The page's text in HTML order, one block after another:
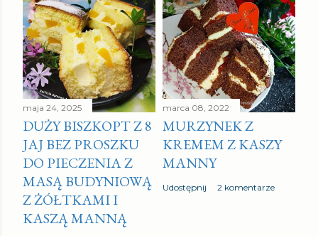
maja 24, 2025
DUŻY BISZKOPT Z 8
JAJ BEZ PROSZKU
DO PIECZENIA Z
MASĄ BUDYNIOWĄ
Z ŻÓŁTKAMI I
KASZĄ MANNĄ
marca 08, 2022
MURZYNEK Z
KREMEM Z KASZY
MANNY
Udostępnij 2 komentarze